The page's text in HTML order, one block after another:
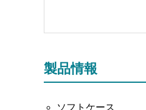
製品情報
ソフトケース